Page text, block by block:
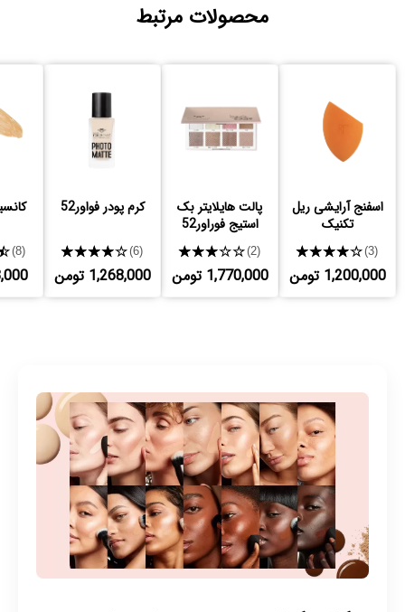
محصولات مرتبط
اسفنج آرایشی ریل
تکنیک
★★★★★(3)
1,200,000 تومن
پالت هایلایتر بک
استیج فوراور52
★★★★★(2)
1,770,000 تومن
کرم پودر فواور52
★★★★★(6)
1,268,000 تومن
(8)